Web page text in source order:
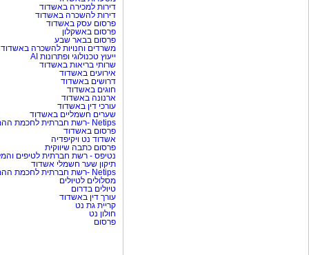
דירות למכירה באשדוד
דירות להשכרה באשדוד
פרסום עסק באשדוד
פרסום באשקלון
פרסום בבאר שבע
משרדים וחנויות להשכרה באשדוד
ייעוץ טכנולוגי ופתרונות AI
שרותי בריאות באשדוד
אירועים באשדוד
דרושים באשדוד
חוגים באשדוד
ארנונה באשדוד
עורכי דין באשדוד
שערים חשמליים באשדוד
Netips -רשת חברתית לחכמת ההמונים
פרסום באשדוד
אשדוד נט ויקיפדיה
פרסום כתבה שיווקית
נטיפס - רשת חברתית לטיפים
תיקון שער חשמלי אשדוד
Netips -רשת חברתית לחכמת ההמונים
מסלולים לטיולים
טיולים בדרום
עורך דין באשדוד
קריית גת נט
חולון נט
פרסום